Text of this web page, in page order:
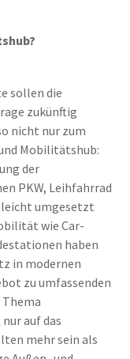
sollen die
zukünftig
nicht nur zum
Mobilitätshub:
der
PKW, Leihfahrrad
leicht umgesetzt
wie Car-
haben
in modernen
zu umfassenden
auf das
mehr sein als